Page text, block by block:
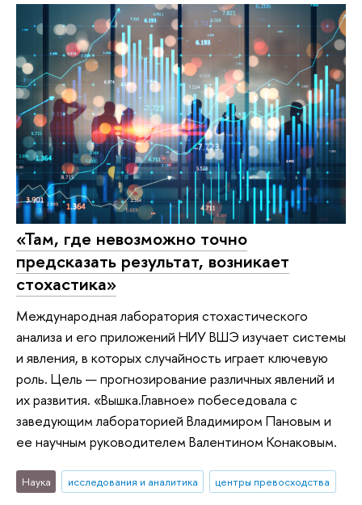
«Там, где невозможно точно
предсказать результат, возникает
стохастика»
Международная лаборатория стохастического
анализа и его приложений НИУ ВШЭ изучает системы
и явления, в которых случайность играет ключевую
роль. Цель — прогнозирование различных явлений и
их развития. «Вышка.Главное» побеседовала с
заведующим лабораторией Владимиром Пановым и
ее научным руководителем Валентином Конаковым.
Наука исследования и аналитика центры превосходства